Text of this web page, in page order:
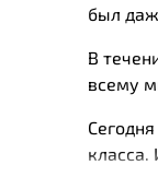
был
В
всему
класса.